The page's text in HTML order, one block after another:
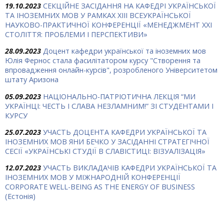
19.10.2023 СЕКЦІЙНЕ ЗАСІДАННЯ НА КАФЕДРІ УКРАЇНСЬКОЇ
ТА ІНОЗЕМНИХ МОВ У РАМКАХ ХIII ВСЕУКРАЇНСЬКОЇ
НАУКОВО-ПРАКТИЧНОЇ КОНФЕРЕНЦІЇ «МЕНЕДЖМЕНТ ХХІ
СТОЛІТТЯ: ПРОБЛЕМИ І ПЕРСПЕКТИВИ»
28.09.2023 Доцент кафедри української та іноземних мов
Юлія Фернос стала фасилітатором курсу "Створення та
впровадження онлайн-курсів", розробленого Університетом
штату Аризона
05.09.2023 НАЦІОНАЛЬНО-ПАТРІОТИЧНА ЛЕКЦІЯ “МИ
УКРАЇНЦІ: ЧЕСТЬ І СЛАВА НЕЗЛАМНИМ!” ЗІ СТУДЕНТАМИ І
КУРСУ
25.07.2023 УЧАСТЬ ДОЦЕНТА КАФЕДРИ УКРАЇНСЬКОЇ ТА
ІНОЗЕМНИХ МОВ ЯНИ БЕЧКО У ЗАСІДАННІ СТРАТЕГІЧНОЇ
СЕСІЇ «УКРАЇНСЬКІ СТУДІЇ В СЛАВІСТИЦІ: ВІЗУАЛІЗАЦІЯ»
12.07.2023 УЧАСТЬ ВИКЛАДАЧІВ КАФЕДРИ УКРАЇНСЬКОЇ ТА
ІНОЗЕМНИХ МОВ У МІЖНАРОДНІЙ КОНФЕРЕНЦІЇ
CORPORATE WELL-BEING AS THE ENERGY OF BUSINESS
(Естонія)